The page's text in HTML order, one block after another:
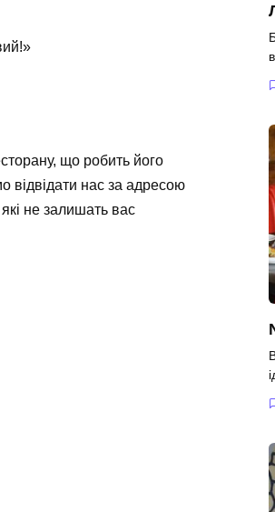
що робить його
відвідати нас за адресою
не залишать вас